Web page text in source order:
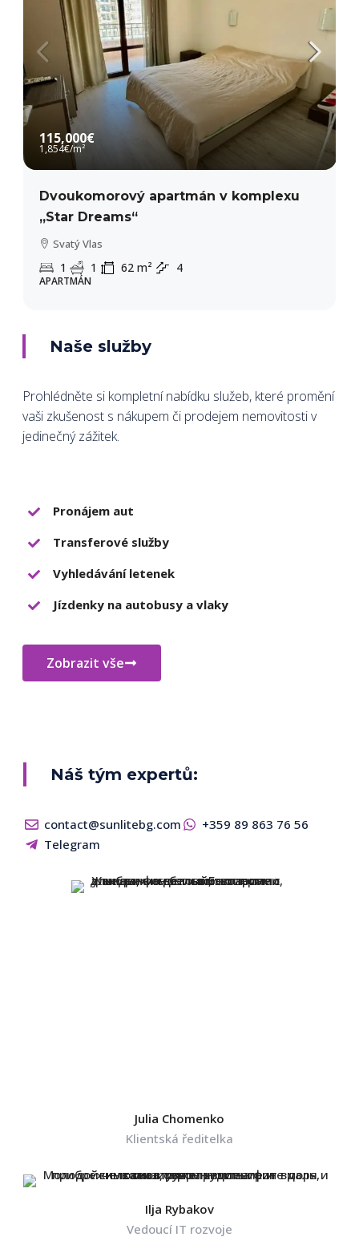
115,000€
1,854€/m²
Dvoukomorový apartmán v komplexu
„Star Dreams“
Svatý Vlas
1 1 62 m² 4
APARTMÁN
Naše služby
Prohlédněte si kompletní nabídku služeb, které promění
vaši zkušenost s nákupem či prodejem nemovitosti v
jedinečný zážitek.
Pronájem aut
Transferové služby
Vyhledávání letenek
Jízdenky na autobusy a vlaky
Zobrazit vše
Náš tým expertů:
contact@sunlitebg.com
+359 89 863 76 56
Telegram
Julia Chomenko
Klientská ředitelka
Ilja Rybakov
Vedoucí IT rozvoje